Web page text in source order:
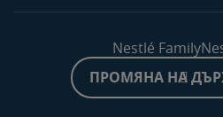
Nestlé
ПРОМЯНА НА